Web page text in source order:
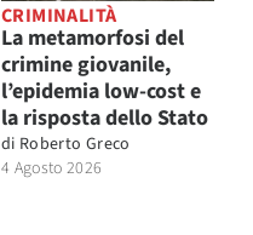
CRIMINALITÀ
La metamorfosi del
crimine giovanile,
l’epidemia low-cost e
la risposta dello Stato
di Roberto Greco
4 Agosto 2026